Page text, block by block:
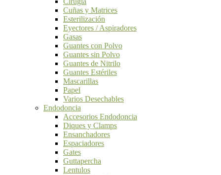
Cuñas y Matrices
Esterilización
Eyectores / Aspiradores
Gasas
Guantes con Polvo
Guantes sin Polvo
Guantes de Nitrilo
Guantes Estériles
Mascarillas
Papel
Varios Desechables
Endodoncia
Accesorios Endodoncia
Diques y Clamps
Ensanchadores
Espaciadores
Gates
Guttapercha
Lentulos